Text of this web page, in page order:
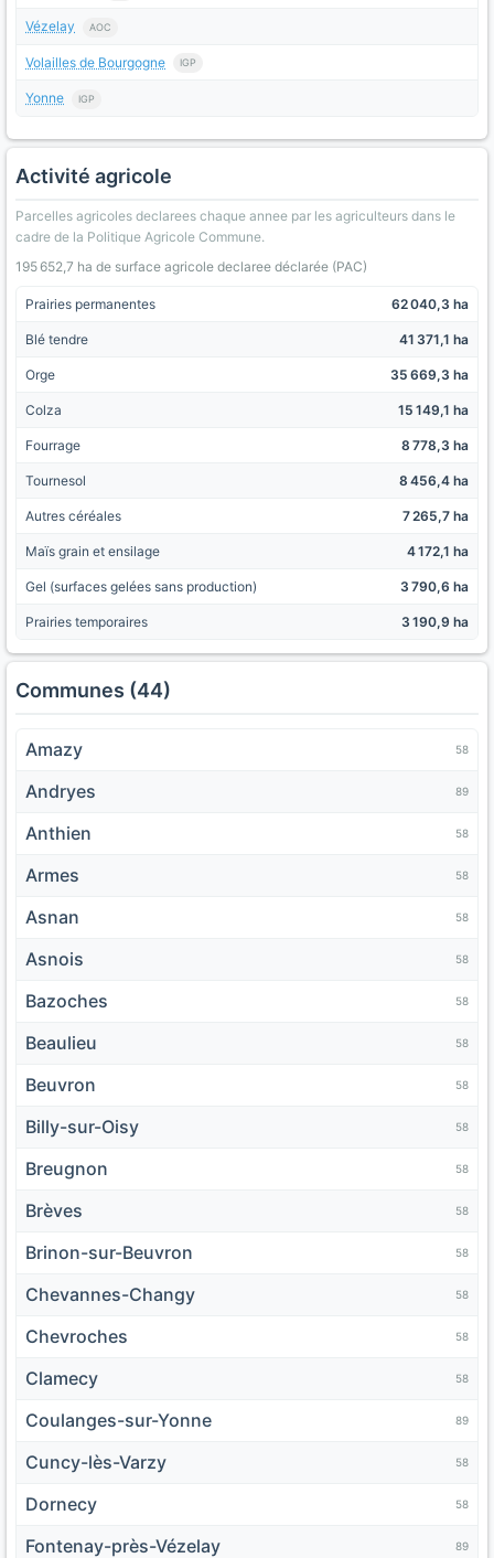
Vézelay AOC
Volailles de Bourgogne IGP
Yonne IGP
Activité agricole
Parcelles agricoles declarees chaque annee par les agriculteurs dans le
cadre de la Politique Agricole Commune.
195 652,7 ha de surface agricole declaree déclarée (PAC)
Prairies permanentes 62 040,3 ha
Blé tendre 41 371,1 ha
Orge 35 669,3 ha
Colza 15 149,1 ha
Fourrage 8 778,3 ha
Tournesol 8 456,4 ha
Autres céréales 7 265,7 ha
Maïs grain et ensilage 4 172,1 ha
Gel (surfaces gelées sans production) 3 790,6 ha
Prairies temporaires 3 190,9 ha
Communes (44)
Amazy 58
Andryes 89
Anthien 58
Armes 58
Asnan 58
Asnois 58
Bazoches 58
Beaulieu 58
Beuvron 58
Billy-sur-Oisy 58
Breugnon 58
Brèves 58
Brinon-sur-Beuvron 58
Chevannes-Changy 58
Chevroches 58
Clamecy 58
Coulanges-sur-Yonne 89
Cuncy-lès-Varzy 58
Dornecy 58
Fontenay-près-Vézelay 89